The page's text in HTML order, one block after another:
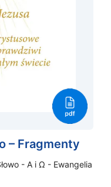
– Fragmenty
- A i Ω - Ewangelia